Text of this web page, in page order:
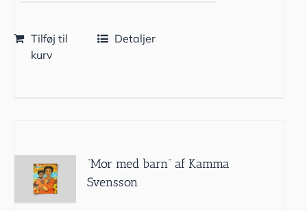
Tilføj til
kurv
Detaljer
”Mor med barn” af Kamma
Svensson